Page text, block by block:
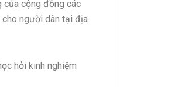
của cộng đồng các
cho người dân tại địa
hỏi kinh nghiệm